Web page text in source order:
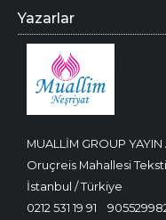
MUALLİM GROUP YAYIN
Oruçreis Mahallesi
İstanbul / Türkiye
0212 531 19 91
Yazarlar